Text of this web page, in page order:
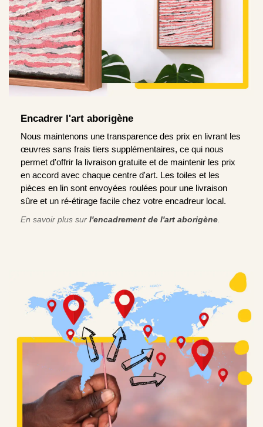
Encadrer l'art aborigène
Nous maintenons une transparence des prix en livrant les
œuvres sans frais tiers supplémentaires, ce qui nous
permet d'offrir la livraison gratuite et de maintenir les prix
en accord avec chaque centre d'art. Les toiles et les
pièces en lin sont envoyées roulées pour une livraison
sûre et un ré-étirage facile chez votre encadreur local.
En savoir plus sur l'encadrement de l'art aborigène.